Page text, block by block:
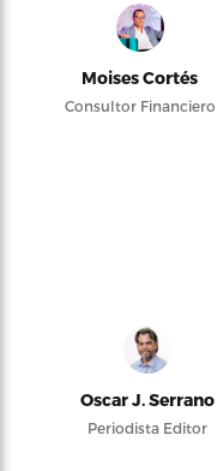
Moises Cortés
Consultor Financiero
Oscar J. Serrano
Periodista Editor